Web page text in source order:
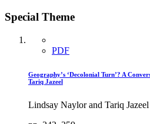
Special Theme
PDF
Geography’s ‘Decolonial Turn’? A
Tariq Jazeel
Lindsay Naylor and Tariq Jazeel